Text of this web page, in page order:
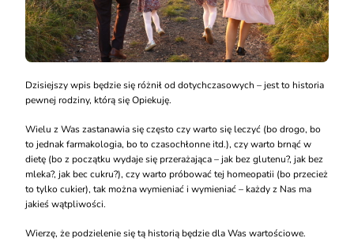
Dzisiejszy wpis będzie się różnił od dotychczasowych – jest to historia
pewnej rodziny, którą się Opiekuję.
Wielu z Was zastanawia się często czy warto się leczyć (bo drogo, bo
to jednak farmakologia, bo to czasochłonne itd.), czy warto brnąć w
dietę (bo z początku wydaje się przerażająca – jak bez glutenu?, jak bez
mleka?, jak bec cukru?), czy warto próbować tej homeopatii (bo przecież
to tylko cukier), tak można wymieniać i wymieniać – każdy z Nas ma
jakieś wątpliwości.
Wierzę, że podzielenie się tą historią będzie dla Was wartościowe.